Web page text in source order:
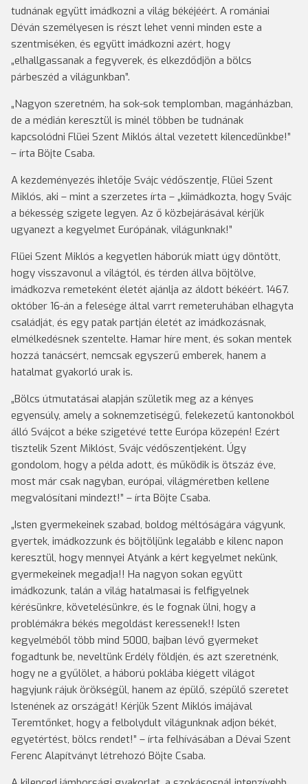
tudnának együtt imádkozni a világ békéjéért. A romániai
Déván személyesen is részt lehet venni minden este a
szentmiséken, és együtt imádkozni azért, hogy
„elhallgassanak a fegyverek, és elkezdődjön a bölcs
párbeszéd a világunkban”.
„Nagyon szeretném, ha sok-sok templomban, magánházban,
de a médián keresztül is minél többen be tudnának
kapcsolódni Flüei Szent Miklós által vezetett kilencedünkbe!”
– írta Böjte Csaba.
A kezdeményezés ihletője Svájc védőszentje, Flüei Szent
Miklós, aki – mint a szerzetes írta – „kiimádkozta, hogy Svájc
a békesség szigete legyen. Az ő közbejárásával kérjük
ugyanezt a kegyelmet Európának, világunknak!”
Flüei Szent Miklós a kegyetlen háborúk miatt úgy döntött,
hogy visszavonul a világtól, és térden állva böjtölve,
imádkozva remeteként életét ajánlja az áldott békéért. 1467.
október 16-án a felesége által varrt remeteruhában elhagyta
családját, és egy patak partján életét az imádkozásnak,
elmélkedésnek szentelte. Hamar híre ment, és sokan mentek
hozzá tanácsért, nemcsak egyszerű emberek, hanem a
hatalmat gyakorló urak is.
„Bölcs útmutatásai alapján születik meg az a kényes
egyensúly, amely a soknemzetiségű, felekezetű kantonokból
álló Svájcot a béke szigetévé tette Európa közepén! Ezért
tisztelik Szent Miklóst, Svájc védőszentjeként. Úgy
gondolom, hogy a példa adott, és működik is ötszáz éve,
most már csak nagyban, európai, világméretben kellene
megvalósítani mindezt!” – írta Böjte Csaba.
„Isten gyermekeinek szabad, boldog méltóságára vágyunk,
gyertek, imádkozzunk és böjtöljünk legalább e kilenc napon
keresztül, hogy mennyei Atyánk a kért kegyelmet nekünk,
gyermekeinek megadja!! Ha nagyon sokan együtt
imádkozunk, talán a világ hatalmasai is felfigyelnek
kérésünkre, követelésünkre, és le fognak ülni, hogy a
problémákra békés megoldást keressenek!! Isten
kegyelméből több mind 5000, bajban lévő gyermeket
fogadtunk be, neveltünk Erdély földjén, és azt szeretnénk,
hogy ne a gyűlölet, a háború poklába kiégett világot
hagyjunk rájuk örökségül, hanem az épülő, szépülő szeretet
Istenének az országát! Kérjük Szent Miklós imájával
Teremtőnket, hogy a felbolydult világunknak adjon békét,
egyetértést, bölcs rendet!” – írta felhívásában a Dévai Szent
Ferenc Alapítványt létrehozó Böjte Csaba.